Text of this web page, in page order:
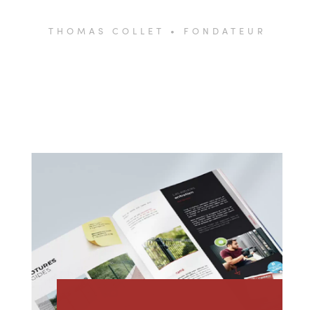
THOMAS COLLET • FONDATEUR